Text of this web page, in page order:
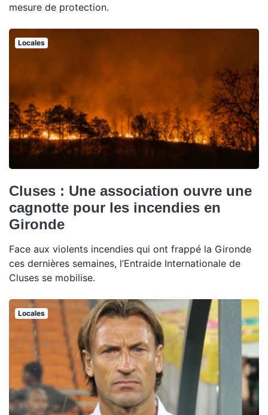
mesure de protection.
Locales
Cluses : Une association ouvre une
cagnotte pour les incendies en
Gironde
Face aux violents incendies qui ont frappé la Gironde
ces dernières semaines, l’Entraide Internationale de
Cluses se mobilise.
Locales